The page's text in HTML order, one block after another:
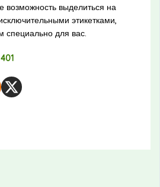
возможность выделиться на
этикетками,
специально для вас.
401